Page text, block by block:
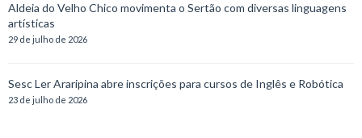
Aldeia do Velho Chico movimenta o Sertão com diversas linguagens
artísticas
29 de julho de 2026
Sesc Ler Araripina abre inscrições para cursos de Inglês e Robótica
23 de julho de 2026